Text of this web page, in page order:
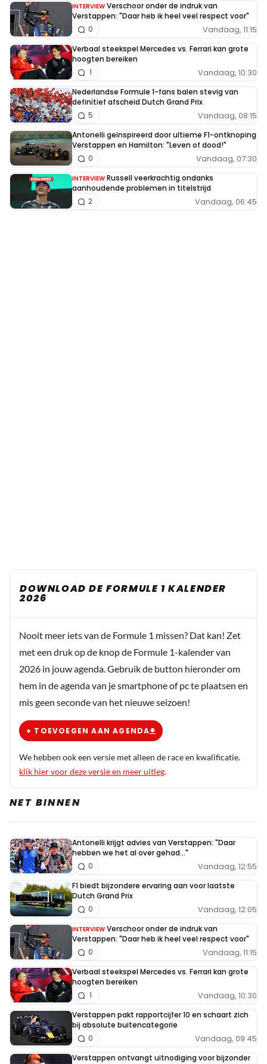
INTERVIEW Verschoor onder de indruk van
Verstappen: "Daar heb ik heel veel respect voor"
Vandaag, 11:15
0
Verbaal steekspel Mercedes vs. Ferrari kan grote
hoogten bereiken
Vandaag, 10:30
1
Nederlandse Formule 1-fans balen stevig van
definitief afscheid Dutch Grand Prix
Vandaag, 08:15
5
Antonelli geïnspireerd door ultieme F1-ontknoping
Verstappen en Hamilton: "Leven of dood!"
Vandaag, 07:30
0
INTERVIEW Russell veerkrachtig ondanks
aanhoudende problemen in titelstrijd
Vandaag, 06:45
2
DOWNLOAD DE FORMULE 1 KALENDER
2026
Nooit meer iets van de Formule 1 missen? Dat kan! Zet
met een druk op de knop de Formule 1-kalender van
2026 in jouw agenda. Gebruik de button hieronder om
hem in de agenda van je smartphone of pc te plaatsen en
mis geen seconde van het nieuwe seizoen!
+ TOEVOEGEN AAN AGENDA
We hebben ook een versie met alleen de race en kwalificatie.
klik hier voor deze versie en meer uitleg.
NET BINNEN
Antonelli krijgt advies van Verstappen: "Daar
hebben we het al over gehad..."
Vandaag, 12:55
0
F1 biedt bijzondere ervaring aan voor laatste
Dutch Grand Prix
Vandaag, 12:05
0
INTERVIEW Verschoor onder de indruk van
Verstappen: "Daar heb ik heel veel respect voor"
Vandaag, 11:15
0
Verbaal steekspel Mercedes vs. Ferrari kan grote
hoogten bereiken
Vandaag, 10:30
1
Verstappen pakt rapportcijfer 10 en schaart zich
bij absolute buitencategorie
Vandaag, 09:45
0
Verstappen ontvangt uitnodiging voor bijzonder